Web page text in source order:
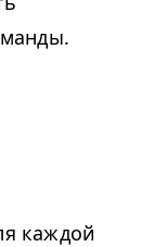
каждой